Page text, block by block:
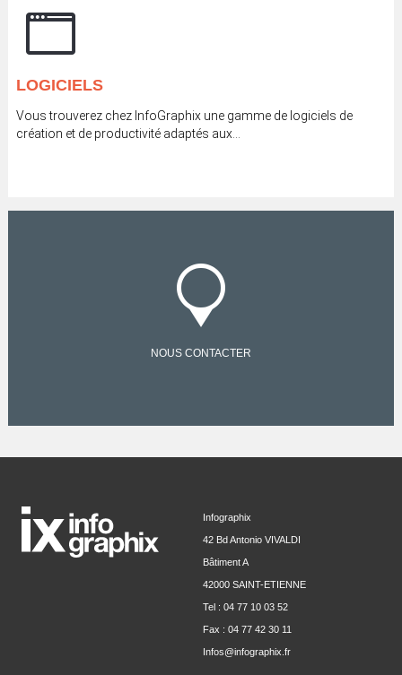
LOGICIELS
Vous trouverez chez InfoGraphix une gamme de logiciels de
création et de productivité adaptés aux...
NOUS CONTACTER
Infographix
42 Bd Antonio VIVALDI
Bâtiment A
42000 SAINT-ETIENNE
Tel : 04 77 10 03 52
Fax : 04 77 42 30 11
Infos@infographix.fr